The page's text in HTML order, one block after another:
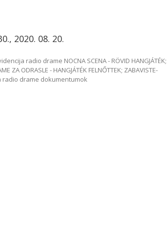
2020. 08. 20.
radio drame NOCNA SCENA - RÖVID HANGJÁTÉK;
ZA ODRASLE - HANGJÁTÉK FELNŐTTEK; ZABAVISTE-
radio drame dokumentumok